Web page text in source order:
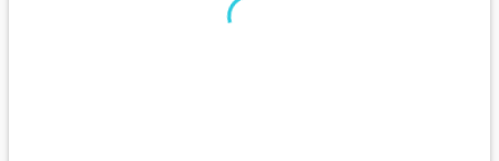
vallée de la Vipava à proximité.